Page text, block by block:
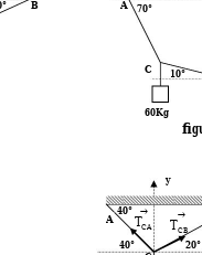
° B A
10°
70°
C
60Kg
20°
40° →
CB
T
→
CA
T
40°
A
y